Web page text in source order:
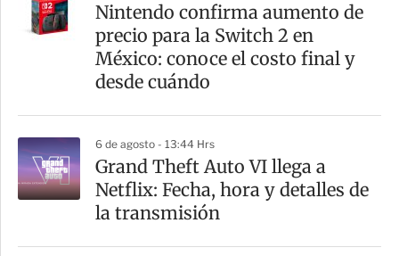
Nintendo confirma aumento de
precio para la Switch 2 en
México: conoce el costo final y
desde cuándo
6 de agosto - 13:44 Hrs
Grand Theft Auto VI llega a
Netflix: Fecha, hora y detalles de
la transmisión